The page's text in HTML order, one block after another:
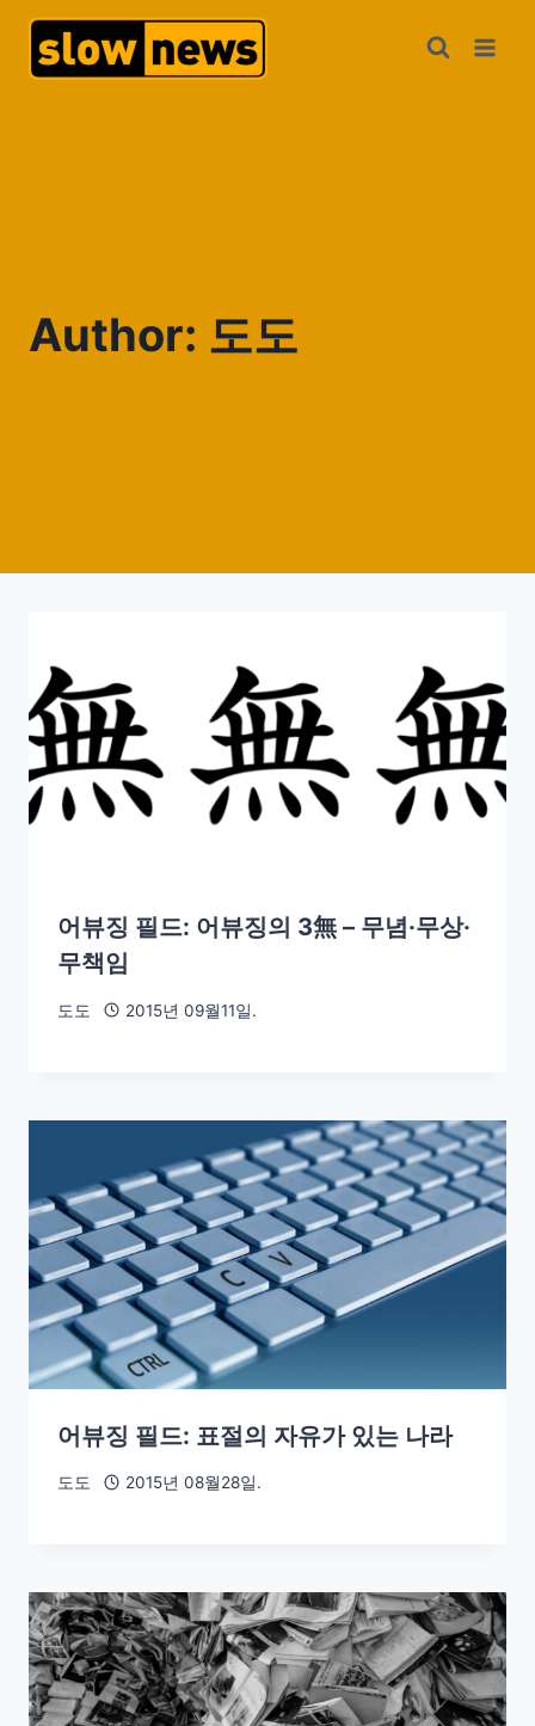
Author: 도도
어뷰징 필드: 어뷰징의 3無 – 무념·무상·
무책임
도도 2015년 09월11일.
어뷰징 필드: 표절의 자유가 있는 나라
도도 2015년 08월28일.